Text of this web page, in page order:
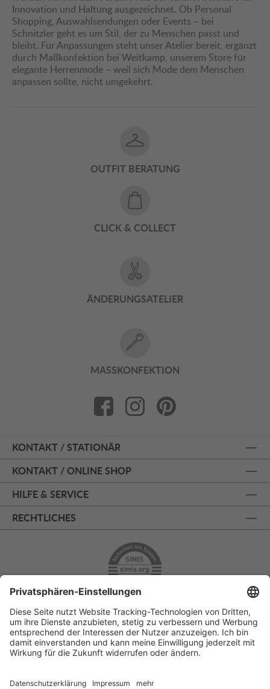
Innovation und Haltung ausgezeichnet. Ob Personal
Shopping, Auswahlsendungen oder Events – bei
Schnitzler geht es um Stil, der zu Menschen passt und
bleibt. Für Anpassungen steht unser Atelier bereit, ergänzt
durch Maßkonfektion bei Weitkamp, unserem Store für
elegante Herrenmode – weil sich Mode dem Menschen
anpassen sollte, nicht umgekehrt.
OUTFIT BERATUNG
CLICK & COLLECT
ÄNDERUNGSATELIER
MASSKONFEKTION
KONTAKT / STATIONÄR
KONTAKT / ONLINE SHOP
HILFE & SERVICE
RECHTLICHES
ÜBER 125 JAHRE AM PRINZIPALMARKT
PERSÖNLICHE BERATUNG
KOSTENLOSER RÜCKVERSAND